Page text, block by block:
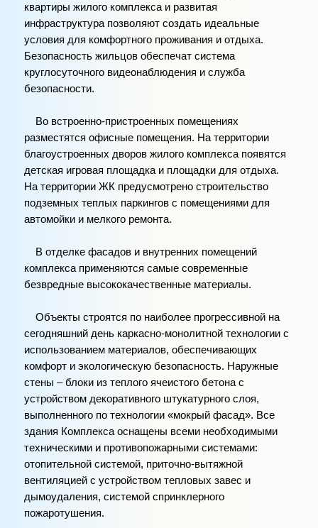
квартиры жилого комплекса и развитая
инфраструктура позволяют создать идеальные
условия для комфортного проживания и отдыха.
Безопасность жильцов обеспечат система
круглосуточного видеонаблюдения и служба
безопасности.
Во встроенно-пристроенных помещениях
разместятся офисные помещения. На территории
благоустроенных дворов жилого комплекса появятся
детская игровая площадка и площадки для отдыха.
На территории ЖК предусмотрено строительство
подземных теплых паркингов с помещениями для
автомойки и мелкого ремонта.
В отделке фасадов и внутренних помещений
комплекса применяются самые современные
безвредные высококачественные материалы.
Объекты строятся по наиболее прогрессивной на
сегодняшний день каркасно-монолитной технологии с
использованием материалов, обеспечивающих
комфорт и экологическую безопасность. Наружные
стены – блоки из теплого ячеистого бетона с
устройством декоративного штукатурного слоя,
выполненного по технологии «мокрый фасад». Все
здания Комплекса оснащены всеми необходимыми
техническими и противопожарными системами:
отопительной системой, приточно-вытяжной
вентиляцией с устройством тепловых завес и
дымоудаления, системой спринклерного
пожаротушения.